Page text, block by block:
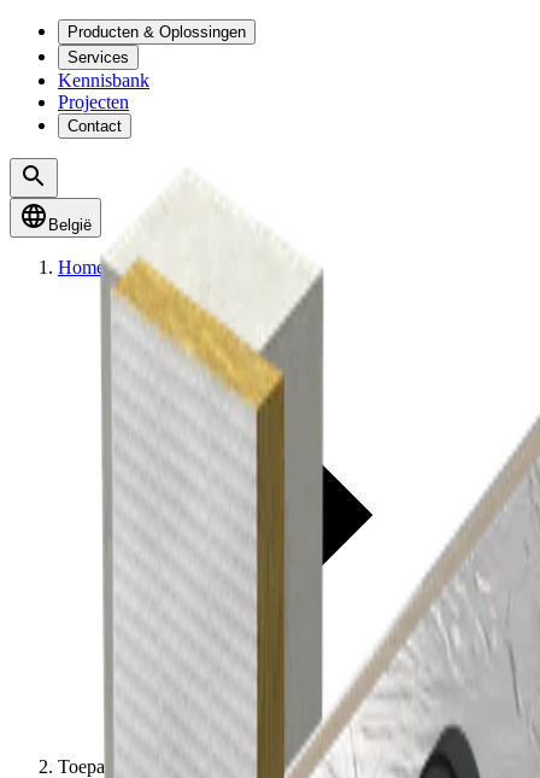
Producten & Oplossingen
Services
Kennisbank
Projecten
Contact
België
Home
Toepassingen